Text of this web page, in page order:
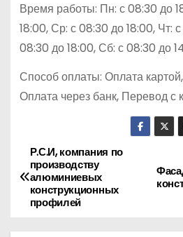
Время работы: Пн: с 08:30 до
18:00, Ср: с 08:30 до 18:00, Чт:
08:30 до 18:00, Сб: с 08:30 до
Способ оплаты: Оплата
Оплата через банк, Перевод с
Н
а
Р.С.И, компания по
производству
алюминиевых
конструкционных
профилей